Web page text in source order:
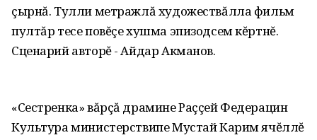
çырнă. Тулли метражлă художествăлла фильм
пултăр тесе повĕçе хушма эпизодсем кĕртнĕ.
Сценарий авторĕ - Айдар Акманов.
«Сестренка» вăрçă драмине Раççей Федерацин
Культура министерствипе Мустай Карим ячĕллĕ